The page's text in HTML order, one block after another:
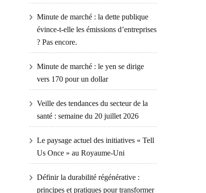
Minute de marché : la dette publique
évince-t-elle les émissions d’entreprises
? Pas encore.
Minute de marché : le yen se dirige
vers 170 pour un dollar
Veille des tendances du secteur de la
santé : semaine du 20 juillet 2026
Le paysage actuel des initiatives « Tell
Us Once » au Royaume-Uni
Définir la durabilité régénérative :
principes et pratiques pour transformer